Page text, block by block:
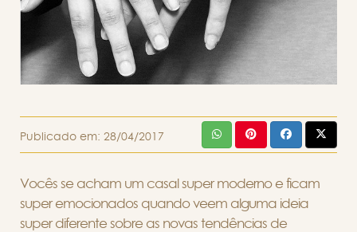
Publicado em: 28/04/2017
Vocês se acham um casal super moderno e ficam
super emocionados quando veem alguma ideia
super diferente sobre as novas tendências de